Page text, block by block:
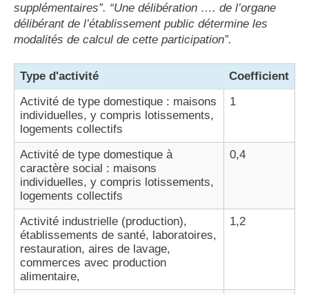
supplémentaires”. “Une délibération …. de l’organe
délibérant de l’établissement public détermine les
modalités de calcul de cette participation”.
Type d'activité
Coefficient
Activité de type domestique : maisons
individuelles, y compris lotissements,
logements collectifs
1
Activité de type domestique à
caractère social : maisons
individuelles, y compris lotissements,
logements collectifs
0,4
Activité industrielle (production),
établissements de santé, laboratoires,
restauration, aires de lavage,
commerces avec production
alimentaire,
1,2